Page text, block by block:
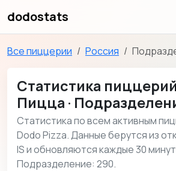
dodostats
Все пиццерии Россия
Статистика
Пицца ·
Статистика по всем активным
Dodo Pizza. Данные берутся из
IS и обновляются каждые 30
Подразделение: 290.